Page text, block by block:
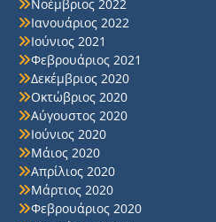
Νοέμβριος 2022
Ιανουάριος 2022
Ιούνιος 2021
Φεβρουάριος 2021
Δεκέμβριος 2020
Οκτώβριος 2020
Αύγουστος 2020
Ιούνιος 2020
Μάιος 2020
Απρίλιος 2020
Μάρτιος 2020
Φεβρουάριος 2020